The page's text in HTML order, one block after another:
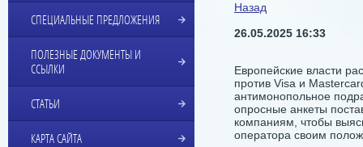
Назад
26.05.2025 16:33
Европейские власти
против Visa и
антимонопольное
опросные анкеты
компаниям, чтобы
оператора своим
СПЕЦИАЛЬНЫЕ ПРЕДЛОЖЕНИЯ
ПОЛЕЗНЫЕ ДОКУМЕНТЫ И
ССЫЛКИ
СТАТЬИ
КАРТА САЙТА